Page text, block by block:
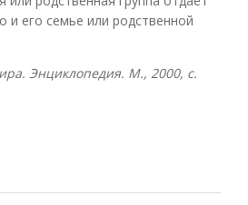
и его семье или родственной
Энциклопедия. М., 2000, с.